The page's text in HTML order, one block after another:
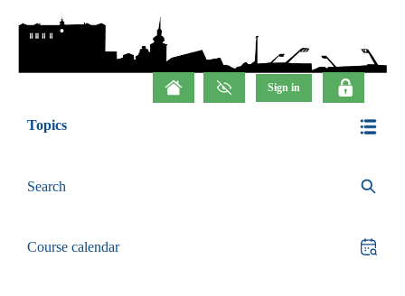
Topics
Search
Course calendar